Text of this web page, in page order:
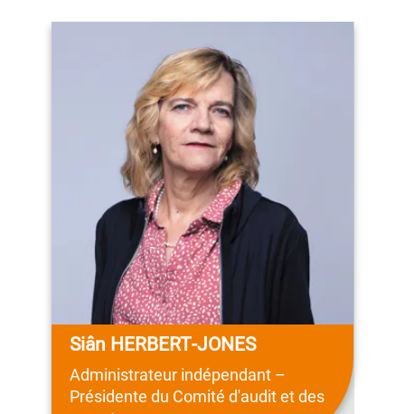
des projets deTransformation :Air
Liquide Advanced Technologies
Siân HERBERT‑JONES